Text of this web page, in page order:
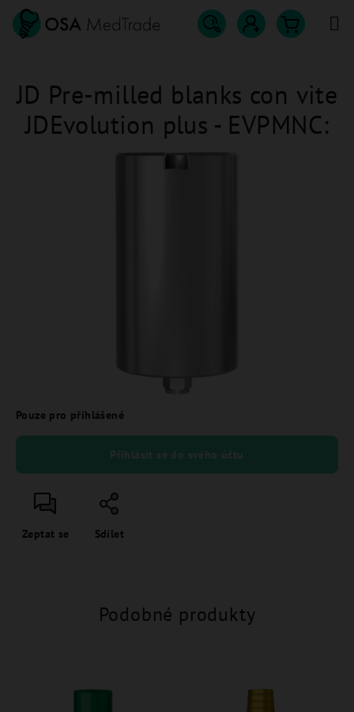
Přejít
obsah
Hledat
košík
Pouze pro přihlášené
Přihlásit se do svého účtu
Zeptat se Sdílet
JD Pre-milled blanks con vite
JDEvolution plus - EVPMNC:
Podobné produkty